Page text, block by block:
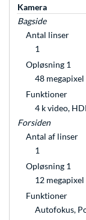
Kamera
Bagside
Antal linser
1
Opløsning 1
48 megapixel
Funktioner
4 k video,
Forsiden
Antal af linser
1
Opløsning 1
12 megapixel
Funktioner
Autofokus,